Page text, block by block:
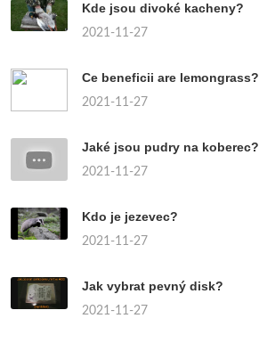
Kde jsou divoké kacheny?
2021-11-27
Ce beneficii are lemongrass?
2021-11-27
Jaké jsou pudry na koberec?
2021-11-27
Kdo je jezevec?
2021-11-27
Jak vybrat pevný disk?
2021-11-27